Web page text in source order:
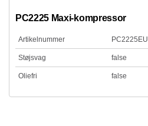
PC2225 Maxi-kompressor
Artikelnummer PC2225EU
Støjsvag false
Oliefri false